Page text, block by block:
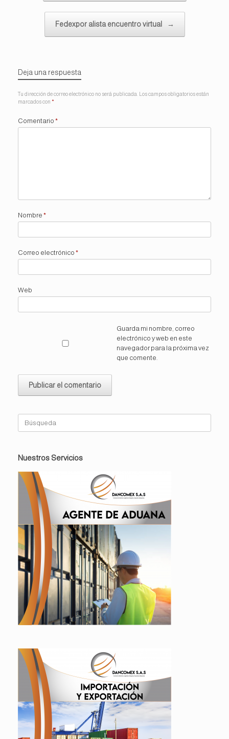
Fedexpor alista encuentro virtual →
Deja una respuesta
Tu dirección de correo electrónico no será publicada.
Los campos obligatorios están
marcados con *
Comentario *
Nombre *
Correo electrónico *
Web
Guarda mi nombre, correo
electrónico y web en este
navegador para la próxima vez
que comente.
Nuestros Servicios